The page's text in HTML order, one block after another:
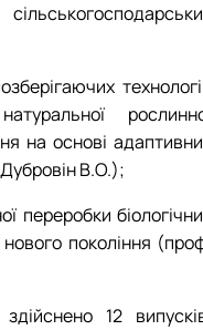
на основі
В.О.);
переробки
нового покоління
12